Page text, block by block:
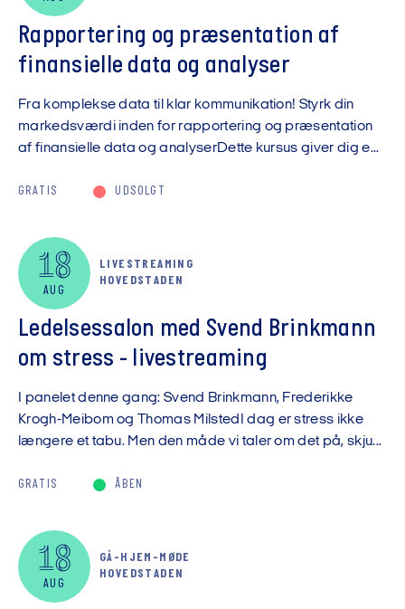
Rapportering og præsentation af
finansielle data og analyser
Fra komplekse data til klar kommunikation! Styrk din
markedsværdi inden for rapportering og præsentation
af finansielle data og analyserDette kursus giver dig e...
GRATIS UDSOLGT
18
AUG
LIVESTREAMING
HOVEDSTADEN
Ledelsessalon med Svend Brinkmann
om stress - livestreaming
I panelet denne gang: Svend Brinkmann, Frederikke
Krogh-Meibom og Thomas MilstedI dag er stress ikke
længere et tabu. Men den måde vi taler om det på, skju...
GRATIS ÅBEN
18
AUG
GÅ-HJEM-MØDE
HOVEDSTADEN